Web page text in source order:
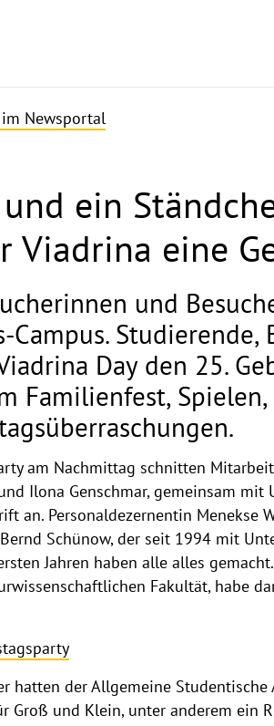
Newsportal
ein
Viadrina eine
und
Studierende,
Day den 25.
Familienfest,
am Nachmittag schnitten
Ilona Genschmar, gemeinsam
an. Personaldezernentin Menekse
Schünow, der seit 1994 mit
Jahren haben alle alles
Fakultät, habe
hatten der Allgemeine
Groß und Klein, unter anderem ein